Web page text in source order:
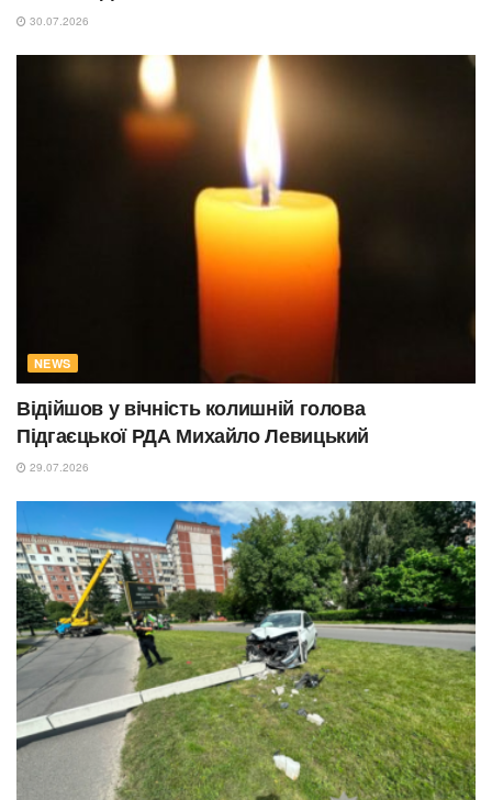
30.07.2026
NEWS
Відійшов у вічність колишній голова
Підгаєцької РДА Михайло Левицький
29.07.2026